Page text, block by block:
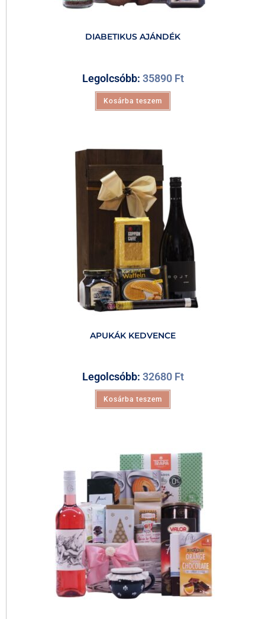
DIABETIKUS AJÁNDÉK
Legolcsóbb: 35890 Ft
Kosárba teszem
APUKÁK KEDVENCE
Legolcsóbb: 32680 Ft
Kosárba teszem